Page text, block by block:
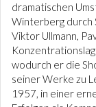
dramatischen
Winterberg durch
Viktor Ullmann,
wodurch er die
seiner Werke zu
1957, in einer